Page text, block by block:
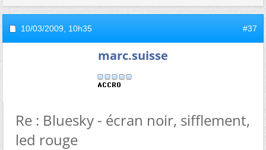
10/03/2009, 10h35 #37
marc.suisse
Re : Bluesky - écran noir, sifflement,
led rouge